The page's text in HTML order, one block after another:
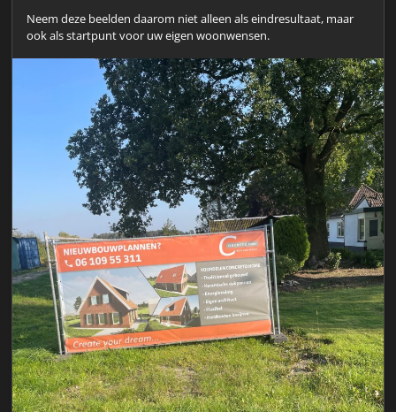
Neem deze beelden daarom niet alleen als eindresultaat, maar
ook als startpunt voor uw eigen woonwensen.